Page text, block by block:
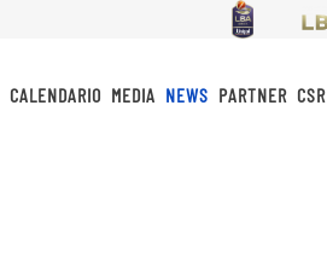
CALENDARIO MEDIA NEWS PARTNER CSR